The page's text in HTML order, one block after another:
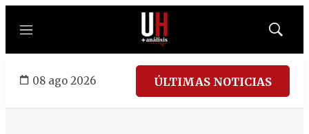
Menú
Mostrar
08 ago 2026 ÚLTIMAS NOTICIAS